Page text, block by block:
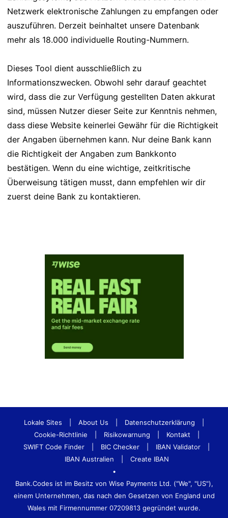
Netzwerk elektronische Zahlungen zu empfangen oder
auszuführen. Derzeit beinhaltet unsere Datenbank
mehr als 18.000 individuelle Routing-Nummern.
Dieses Tool dient ausschließlich zu
Informationszwecken. Obwohl sehr darauf geachtet
wird, dass die zur Verfügung gestellten Daten akkurat
sind, müssen Nutzer dieser Seite zur Kenntnis nehmen,
dass diese Website keinerlei Gewähr für die Richtigkeit
der Angaben übernehmen kann. Nur deine Bank kann
die Richtigkeit der Angaben zum Bankkonto
bestätigen. Wenn du eine wichtige, zeitkritische
Überweisung tätigen musst, dann empfehlen wir dir
zuerst deine Bank zu kontaktieren.
Lokale Sites About Us Datenschutzerklärung
Cookie-Richtlinie
Risikowarnung Kontakt
SWIFT Code Finder
BIC Checker IBAN Validator
IBAN Australien
Create IBAN
•
Bank.Codes ist im Besitz von Wise Payments Ltd. ("We", "US"),
einem Unternehmen, das nach den Gesetzen von England und
Wales mit Firmennummer 07209813 gegründet wurde.